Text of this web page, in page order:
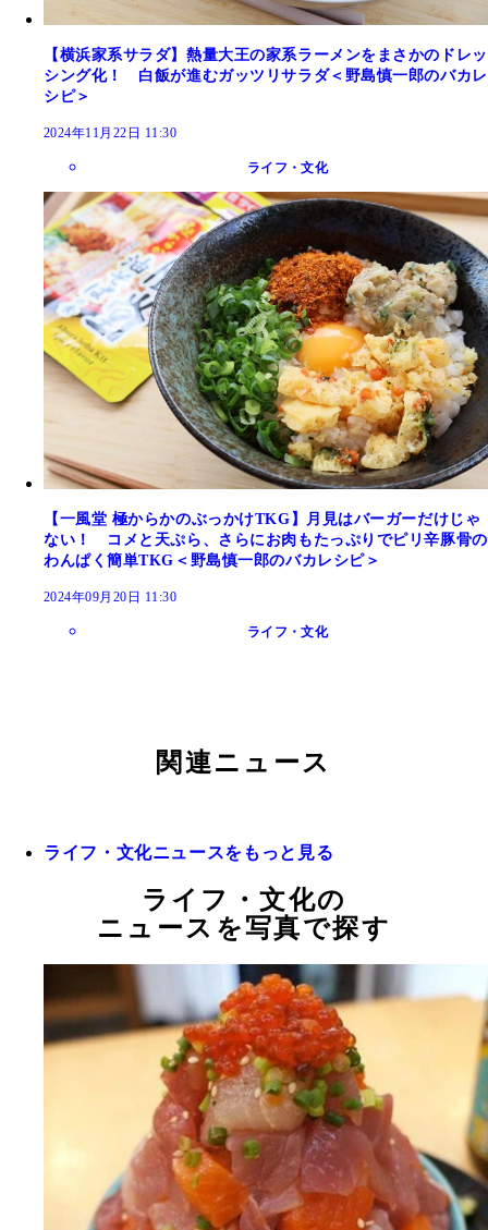
【横浜家系サラダ】熱量大王の家系ラーメンをまさかのドレッ
シング化！ 白飯が進むガッツリサラダ＜野島慎一郎のバカレ
シピ＞
2024年11月22日 11:30
ライフ・文化
【一風堂 極からかのぶっかけTKG】月見はバーガーだけじゃ
ない！ コメと天ぷら、さらにお肉もたっぷりでピリ辛豚骨の
わんぱく簡単TKG＜野島慎一郎のバカレシピ＞
2024年09月20日 11:30
ライフ・文化
関連ニュース
ライフ・文化ニュースをもっと見る
ライフ・文化の
ニュースを写真で探す